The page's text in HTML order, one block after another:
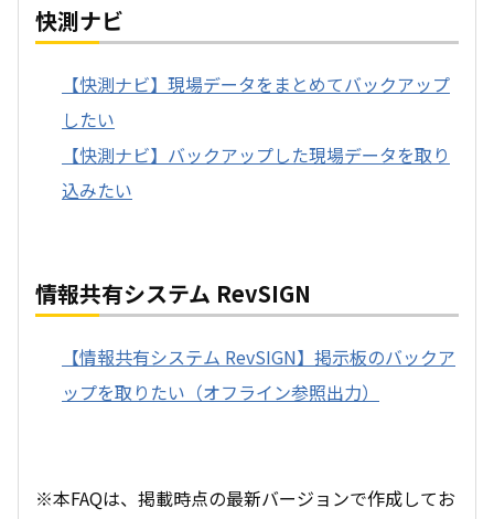
快測ナビ
【快測ナビ】現場データをまとめてバックアップ
したい
【快測ナビ】バックアップした現場データを取り
込みたい
情報共有システム RevSIGN
【情報共有システム RevSIGN】掲示板のバックア
ップを取りたい（オフライン参照出力）
※本FAQは、掲載時点の最新バージョンで作成してお